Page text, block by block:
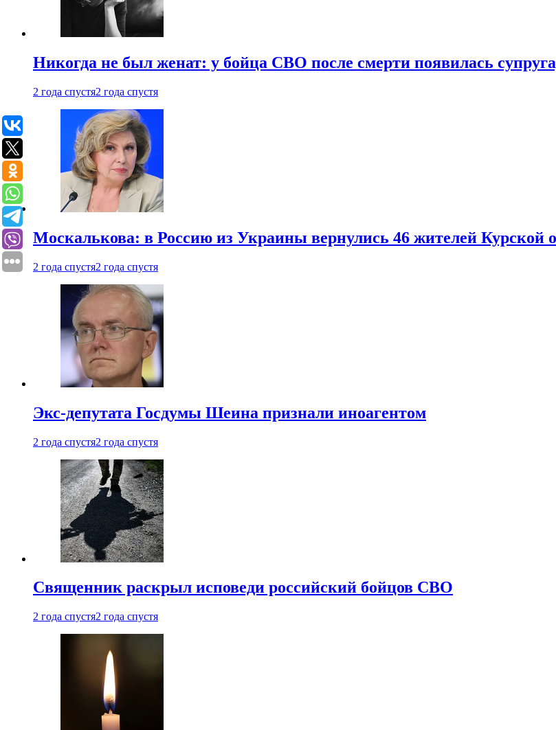
Никогда не был женат: у бойца СВО после смерти появилась
2 года спустя2 года спустя
Москалькова: в Россию из Украины вернулись 46 жителей Курской
2 года спустя2 года спустя
Экс-депутата Госдумы Шеина признали иноагентом
2 года спустя2 года спустя
Священник раскрыл исповеди российский бойцов СВО
2 года спустя2 года спустя